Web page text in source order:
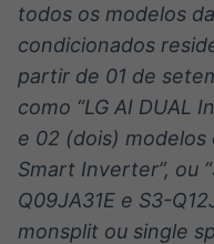
todos os modelos
condicionados
partir de 01 de
como “LG AI DUAL
e 02 (dois) modelos
Smart Inverter”, ou
Q09JA31E e S3-
monsplit ou single